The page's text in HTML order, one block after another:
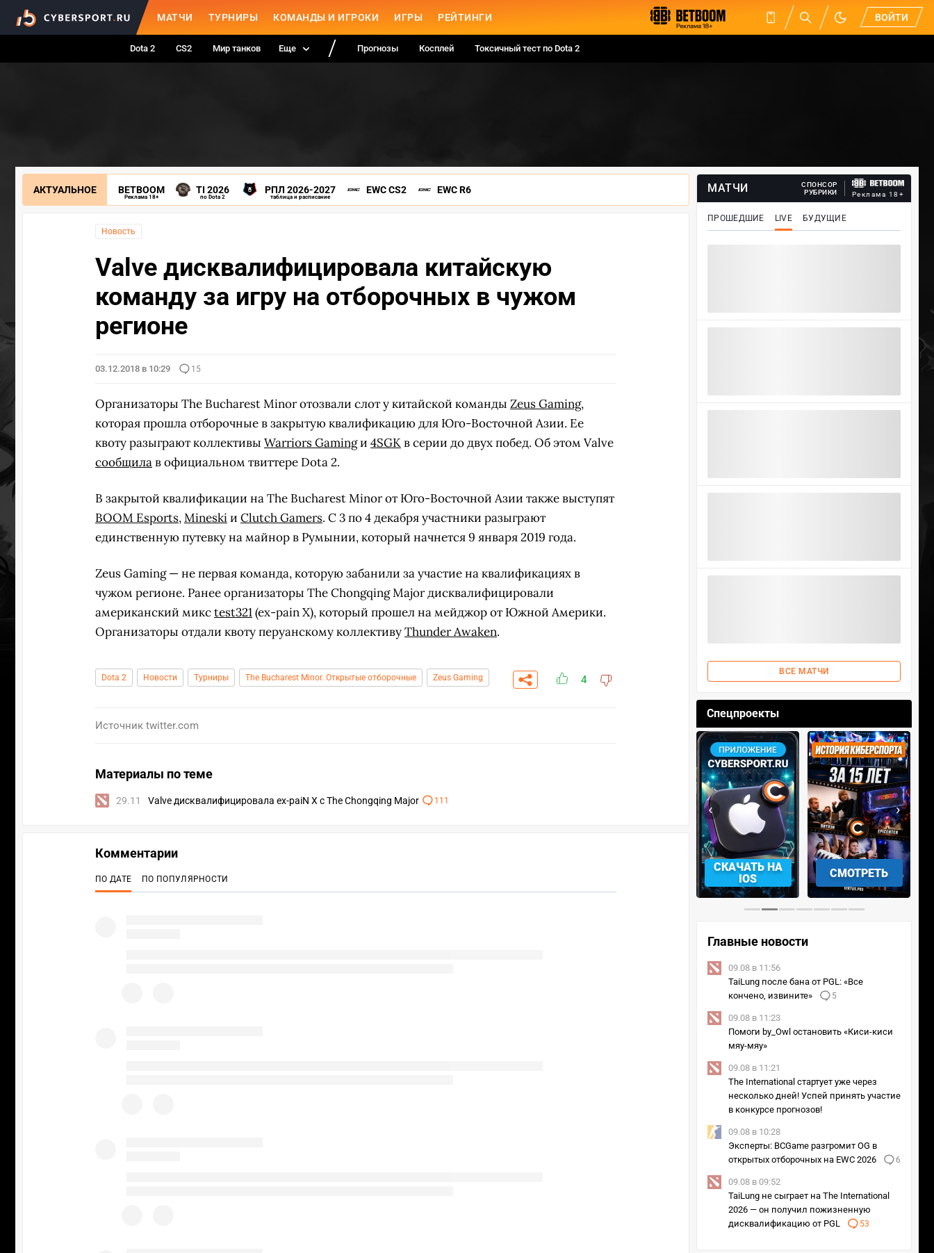
МАТЧИ ТУРНИРЫ КОМАНДЫ И ИГРОКИ ИГРЫ РЕЙТИНГИ ВОЙТИ
Dota 2 CS2 Мир танков Еще Прогнозы Косплей Токсичный тест по Dota 2
АКТУАЛЬНОЕ BETBOOM
Реклама 18+
TI 2026
по Dota 2
РПЛ 2026-2027
таблица и расписание
EWC CS2 EWC R6
Новость
Valve дисквалифицировала китайскую
команду за игру на отборочных в чужом
регионе
03.12.2018 в 10:29 15
Организаторы The Bucharest Minor отозвали слот у китайской команды Zeus Gaming,
которая прошла отборочные в закрытую квалификацию для Юго-Восточной Азии. Ее
квоту разыграют коллективы Warriors Gamingи 4SGKв серии до двух побед. Об этом Valve
сообщилав официальном твиттере Dota 2.
В закрытой квалификации на The Bucharest Minor от Юго-Восточной Азии также выступят
BOOM Esports,Mineskiи Clutch Gamers. С 3 по 4 декабря участники разыграют
единственную путевку на майнор в Румынии, который начнется 9 января 2019 года.
Zeus Gaming — не первая команда, которую забанили за участие на квалификациях в
чужом регионе. Ранее организаторы The Chongqing Major дисквалифицировали
американский миксtest321(ex-pain X), который прошел на мейджор от Южной Америки.
Организаторы отдали квоту перуанскому коллективуThunder Awaken.
Dota 2 Новости Турниры The Bucharest Minor. Открытые отборочные Zeus Gaming 4
Источник twitter.com
Материалы по теме
29.11 Valve дисквалифицировала ex-paiN X с The Chongqing Major 111
МАТЧИ
СПОНСОР
РУБРИКИ
Реклама 18+
ПРОШЕДШИЕ LIVE БУДУЩИЕ
ВСЕ МАТЧИ
Спецпроекты
СКАЧАТЬ НА
СМОТРЕТЬ
‹ ›
Главные новости
09.08 в 11:56
TaiLung после бана от PGL: «Все
кончено, извините»
5
09.08 в 11:23
Помоги by_Owl остановить «Киси-киси
мяу-мяу»
09.08 в 11:21
The International стартует уже через
несколько дней! Успей принять участие
в конкурсе прогнозов!
09.08 в 10:28
Эксперты: BCGame разгромит OG в
открытых отборочных на EWC 2026
6
09.08 в 09:52
TaiLung не сыграет на The International
2026 — он получил пожизненную
дисквалификацию от PGL
53
Комментарии
ПО ДАТЕ ПО ПОПУЛЯРНОСТИ